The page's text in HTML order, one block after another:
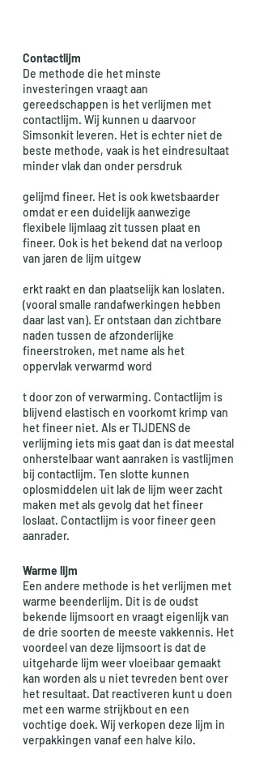
Contactlijm
De methode die het minste
investeringen vraagt aan
gereedschappen is het verlijmen met
contactlijm. Wij kunnen u daarvoor
Simsonkit leveren. Het is echter niet de
beste methode, vaak is het eindresultaat
minder vlak dan onder persdruk
gelijmd fineer. Het is ook kwetsbaarder
omdat er een duidelijk aanwezige
flexibele lijmlaag zit tussen plaat en
fineer. Ook is het bekend dat na verloop
van jaren de lijm uitgew
erkt raakt en dan plaatselijk kan loslaten.
(vooral smalle randafwerkingen hebben
daar last van). Er ontstaan dan zichtbare
naden tussen de afzonderlijke
fineerstroken, met name als het
oppervlak verwarmd word
t door zon of verwarming. Contactlijm is
blijvend elastisch en voorkomt krimp van
het fineer niet. Als er TIJDENS de
verlijming iets mis gaat dan is dat meestal
onherstelbaar want aanraken is vastlijmen
bij contactlijm. Ten slotte kunnen
oplosmiddelen uit lak de lijm weer zacht
maken met als gevolg dat het fineer
loslaat. Contactlijm is voor fineer geen
aanrader.
Warme lijm
Een andere methode is het verlijmen met
warme beenderlijm. Dit is de oudst
bekende lijmsoort en vraagt eigenlijk van
de drie soorten de meeste vakkennis. Het
voordeel van deze lijmsoort is dat de
uitgeharde lijm weer vloeibaar gemaakt
kan worden als u niet tevreden bent over
het resultaat. Dat reactiveren kunt u doen
met een warme strijkbout en een
vochtige doek. Wij verkopen deze lijm in
verpakkingen vanaf een halve kilo.